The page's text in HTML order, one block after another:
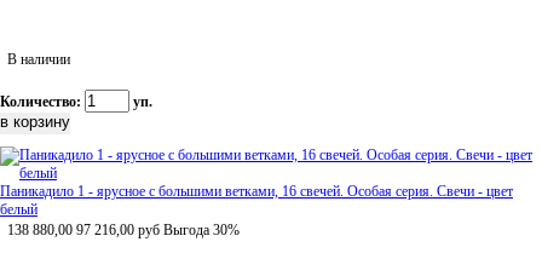
В наличии
Количество: уп.
Паникадило 1 - ярусное с большими ветками, 16 свечей. Особая серия. Свечи - цвет
белый
138 880,00 97 216,00 руб Выгода 30%